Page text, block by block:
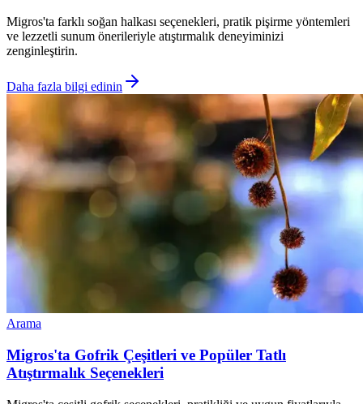
Migros'ta farklı soğan halkası seçenekleri, pratik pişirme yöntemleri
ve lezzetli sunum önerileriyle atıştırmalık deneyiminizi
zenginleştirin.
Daha fazla bilgi edinin
Arama
Migros'ta Gofrik Çeşitleri ve Popüler Tatlı
Atıştırmalık Seçenekleri